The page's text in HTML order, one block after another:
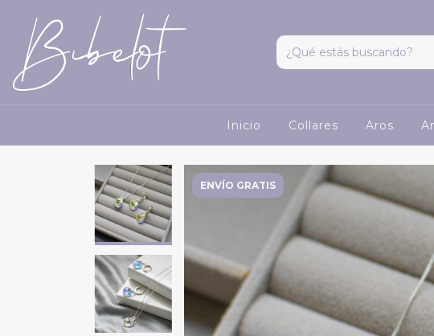
Inicio Collares Aros
ENVÍO GRATIS